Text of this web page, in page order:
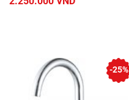
-25%